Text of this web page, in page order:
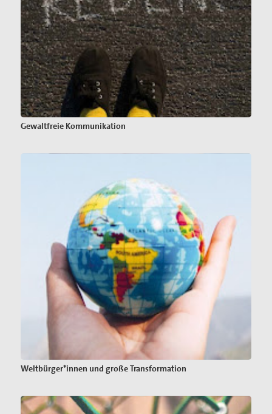
Gewaltfreie Kommunikation
Weltbürger*innen und große Transformation